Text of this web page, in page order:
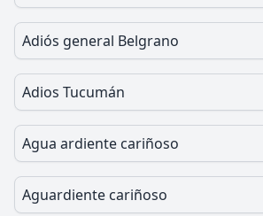
Adiós general Belgrano
Adios Tucumán
Agua ardiente cariñoso
Aguardiente cariñoso